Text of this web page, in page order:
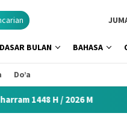
BULAN BAHASA
Do’a
M Khutbah Idul Fitri